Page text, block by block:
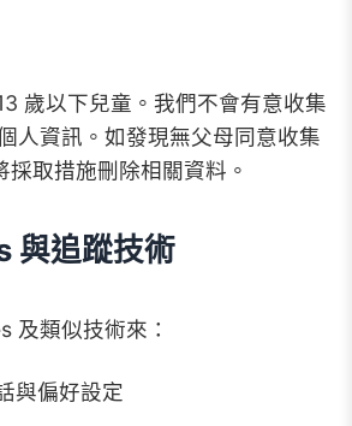
歲以下兒童。我們不會有意收集
人資訊。如發現無父母同意收集
採取措施刪除相關資料。
與追蹤技術
及類似技術來：
與偏好設定